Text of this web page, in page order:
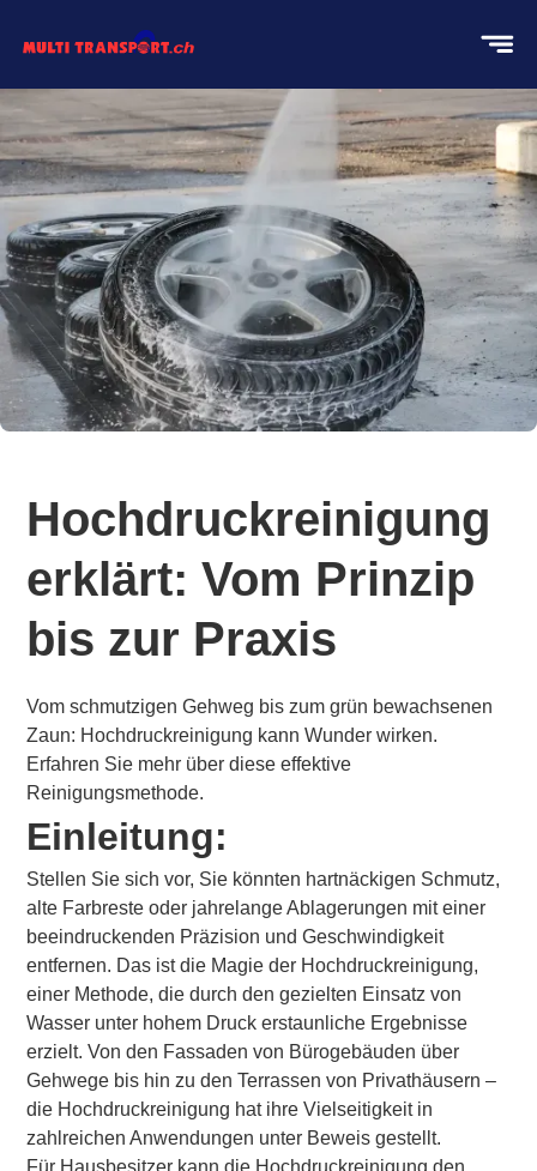
Hochdruckreinigung
erklärt: Vom Prinzip
bis zur Praxis
Vom schmutzigen Gehweg bis zum grün bewachsenen
Zaun: Hochdruckreinigung kann Wunder wirken.
Erfahren Sie mehr über diese effektive
Reinigungsmethode.
Einleitung:
Stellen Sie sich vor, Sie könnten hartnäckigen Schmutz,
alte Farbreste oder jahrelange Ablagerungen mit einer
beeindruckenden Präzision und Geschwindigkeit
entfernen. Das ist die Magie der Hochdruckreinigung,
einer Methode, die durch den gezielten Einsatz von
Wasser unter hohem Druck erstaunliche Ergebnisse
erzielt. Von den Fassaden von Bürogebäuden über
Gehwege bis hin zu den Terrassen von Privathäusern –
die Hochdruckreinigung hat ihre Vielseitigkeit in
zahlreichen Anwendungen unter Beweis gestellt.
Für Hausbesitzer kann die Hochdruckreinigung den